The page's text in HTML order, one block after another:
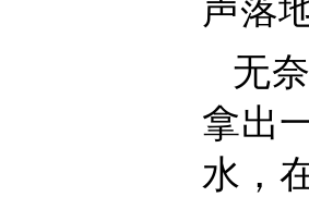
声落
无
拿出
水，